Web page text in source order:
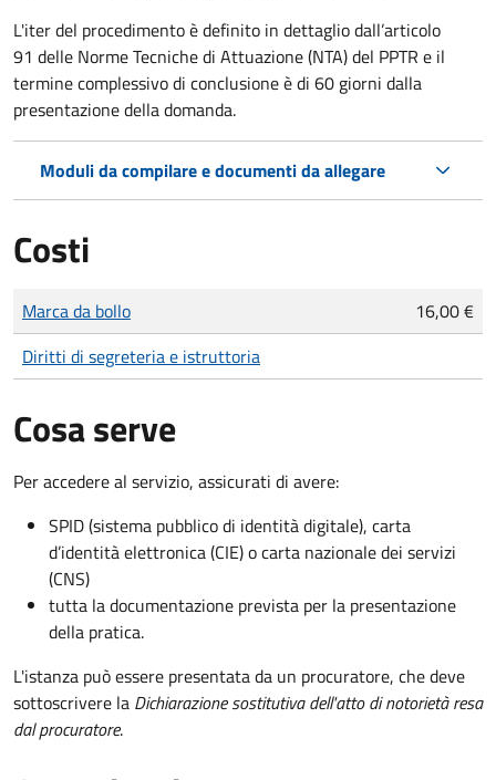
L'iter del procedimento è definito in dettaglio dall’articolo
91 delle Norme Tecniche di Attuazione (NTA) del PPTR e il
termine complessivo di conclusione è di 60 giorni dalla
presentazione della domanda.
Moduli da compilare e documenti da allegare
Costi
Tipo di pagamento
Importo
Marca da bollo
16,00 €
Diritti di segreteria e istruttoria
Cosa serve
Per accedere al servizio, assicurati di avere:
SPID (sistema pubblico di identità digitale), carta
d’identità elettronica (CIE) o carta nazionale dei servizi
(CNS)
tutta la documentazione prevista per la presentazione
della pratica.
L'istanza può essere presentata da un procuratore, che deve
sottoscrivere la Dichiarazione sostitutiva dell'atto di notorietà resa
dal procuratore.